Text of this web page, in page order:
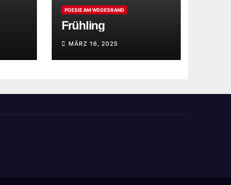
POESIE AM WEGESRAND
Frühling
MÄRZ 16, 2025